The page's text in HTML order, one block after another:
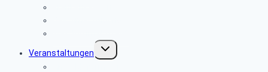
Veranstaltungen
Untermenü
umschalten